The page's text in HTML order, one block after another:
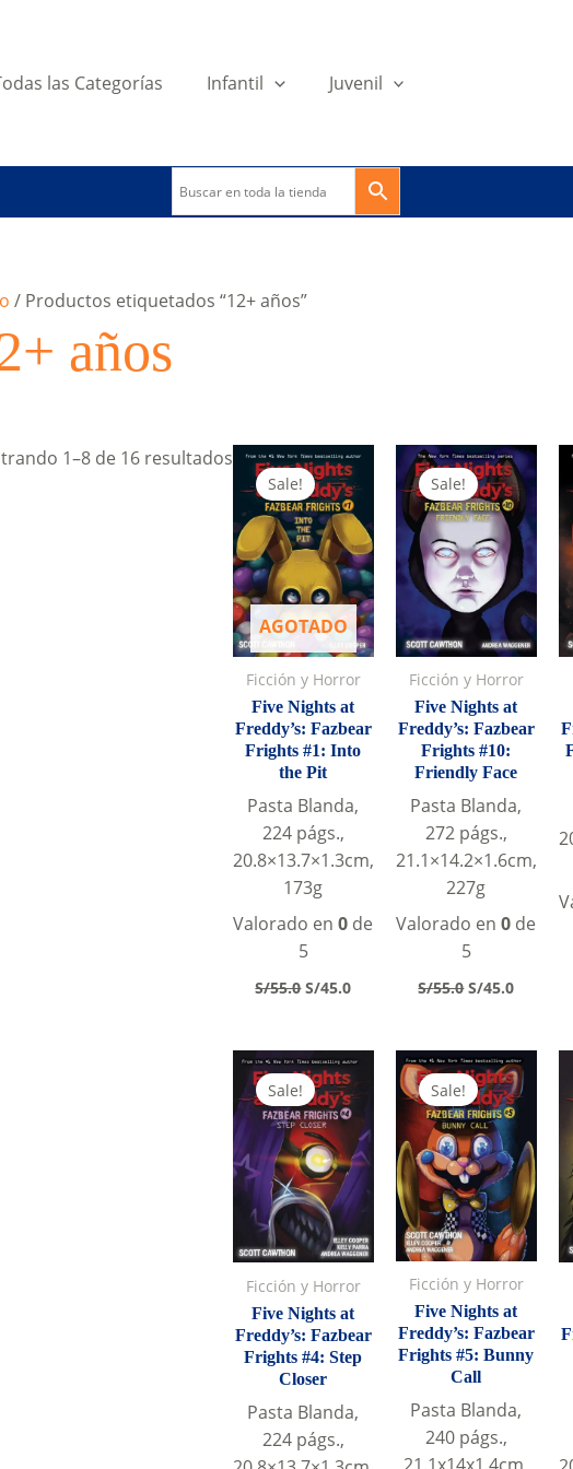
las Categorías Infantil Juvenil
/ Productos etiquetados “12+ años”
años
1–8 de 16 resultados
AGOTADO
Sale!
Ficción y Horror
Five Nights at
Freddy’s: Fazbear
Frights #1: Into
the Pit
Pasta Blanda,
224 págs.,
20.8×13.7×1.3cm,
173g
Valorado en0 de
5
S/55.0Original
S/45.0Current
Sale!
Ficción y Horror
Five Nights at
Freddy’s: Fazbear
Frights #10:
Friendly Face
Pasta Blanda,
272 págs.,
21.1×14.2×1.6cm,
227g
Valorado en0 de
5
S/55.0Original
S/45.0Current
Sale!
Ficción y Horror
Five Nights at
Freddy’s: Fazbear
Frights #4: Step
Closer
Pasta Blanda,
224 págs.,
Sale!
Ficción y Horror
Five Nights at
Freddy’s: Fazbear
Frights #5: Bunny
Call
Pasta Blanda,
240 págs.,